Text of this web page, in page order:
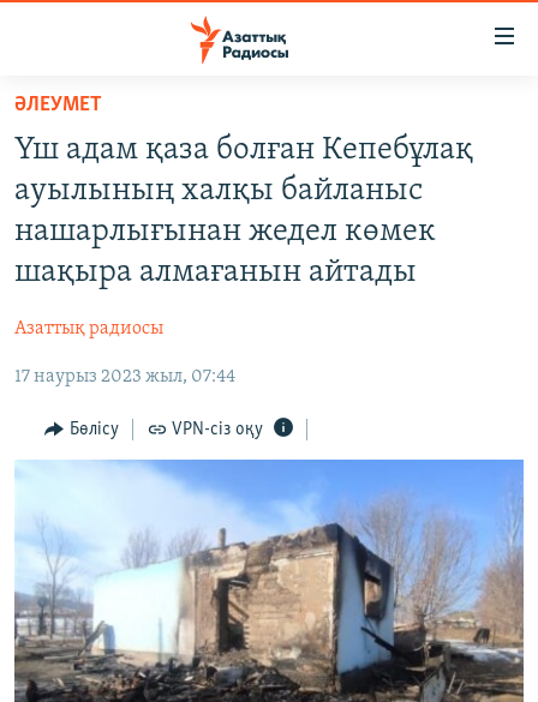
Skip
main
content
Skip
to
main
Skip
to
САЯСАТ
AZATTYQTV
ӘЛЕУМЕТ
ӘЛЕМ
АРНАЙЫ ЖОБАЛАР
ЖАЗЫЛЫҢЫЗ
Басқа тілдерде
ӘЛЕУМЕТ
Үш адам қаза болған Кепебұлақ
ауылының халқы байланыс
нашарлығынан жедел көмек
шақыра алмағанын айтады
Азаттық радиосы
17 наурыз 2023 жыл, 07:44
Бөлісу VPN-сіз оқу